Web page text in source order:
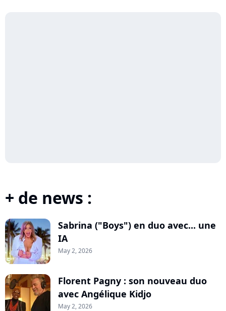
+ de news :
Sabrina ("Boys") en duo avec... une
IA
May 2, 2026
Florent Pagny : son nouveau duo
avec Angélique Kidjo
May 2, 2026